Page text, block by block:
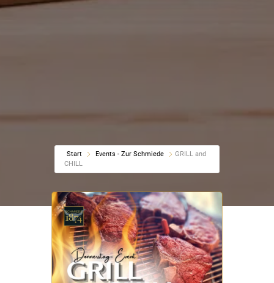
Start Events - Zur Schmiede
GRILL and
CHILL